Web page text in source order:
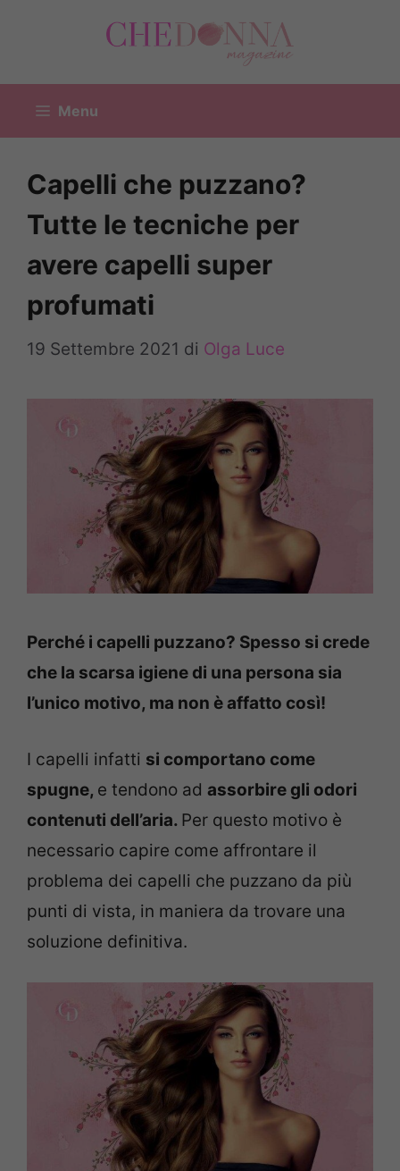
Menu
Capelli che puzzano?
Tutte le tecniche per
avere capelli super
profumati
19 Settembre 2021 di Olga Luce
Perché i capelli puzzano? Spesso si crede
che la scarsa igiene di una persona sia
l’unico motivo, ma non è affatto così!
I capelli infatti si comportano come
spugne, e tendono ad assorbire gli odori
contenuti dell’aria. Per questo motivo è
necessario capire come affrontare il
problema dei capelli che puzzano da più
punti di vista, in maniera da trovare una
soluzione definitiva.